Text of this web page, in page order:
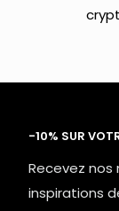
-10% SUR
Recevez
inspirations